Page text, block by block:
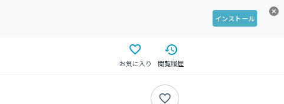
インストール
お気に入り 閲覧履歴